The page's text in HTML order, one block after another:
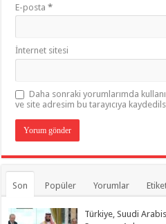
E-posta*
İnternet sitesi
Daha sonraki yorumlarımda
ve site adresim bu tarayıcıya
Son Popüler Yorumlar
Türkiye, Suudi